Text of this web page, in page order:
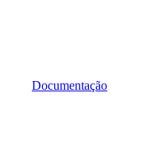
Documentação